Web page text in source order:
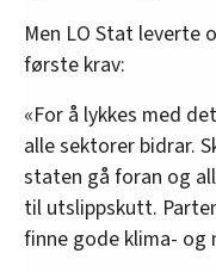
Men LO Stat
første krav:
«For å lykkes med
alle sektorer bidrar.
staten gå foran og
til utslippskutt.
finne gode klima- og